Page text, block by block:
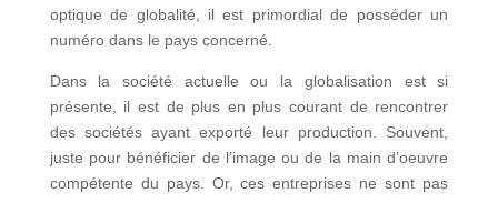
optique de globalité, il est primordial de posséder un
numéro dans le pays concerné.
Dans la société actuelle ou la globalisation est si
présente, il est de plus en plus courant de rencontrer
des sociétés ayant exporté leur production. Souvent,
juste pour bénéficier de l’image ou de la main d’oeuvre
compétente du pays. Or, ces entreprises ne sont pas